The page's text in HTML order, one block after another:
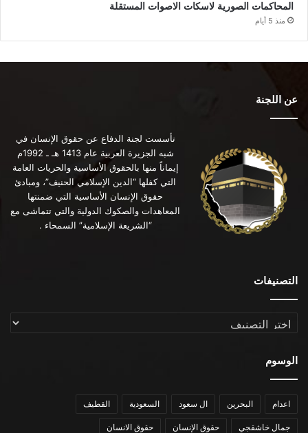
المحاكمات الصورية لاسكات الاصوات المستقلة
منذ 5 أيام
عن اللجنة
تأسست لجنة الدفاع عن حقوق الإنسان في
شبه الجزيرة العربية عام 1413 هـ ـ 1992م
إيماناً منها بالحقوق الأساسية والحريات العامة
التي كفلها “الدين الإسلامي الحنيف”، ومبادئ
حقوق الإنسان الأساسية التي ضمنتها
المعاهدات والصكوك الدولية والتي تتماشى مع
“الشريعة الإسلامية” السمحاء .
التصنيفات
التصنيفات
الوسوم
اعدام البحرين ال سعود السعودية القطيف
جمال خاشقجي حقوق الإنسان حقوق الانسان